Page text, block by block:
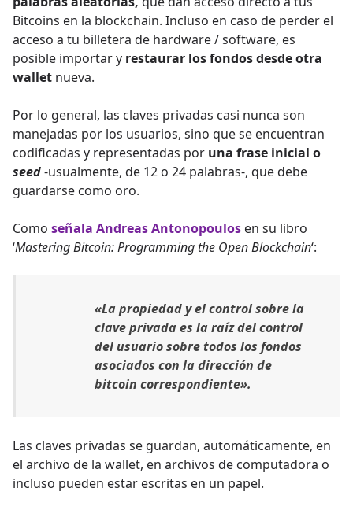
Bitcoins en la blockchain. Incluso en caso de perder el
acceso a tu billetera de hardware / software, es
posible importar y restaurar los fondos desde otra
wallet nueva.
Por lo general, las claves privadas casi nunca son
manejadas por los usuarios, sino que se encuentran
codificadas y representadas por una frase inicial o
seed-usualmente, de 12 o 24 palabras-, que debe
guardarse como oro.
Como señala Andreas Antonopoulos en su libro
‘Mastering Bitcoin: Programming the Open Blockchain‘:
«La propiedad y el control sobre la
clave privada es la raíz del control
del usuario sobre todos los fondos
asociados con la dirección de
bitcoin correspondiente».
Las claves privadas se guardan, automáticamente, en
el archivo de la wallet, en archivos de computadora o
incluso pueden estar escritas en un papel.